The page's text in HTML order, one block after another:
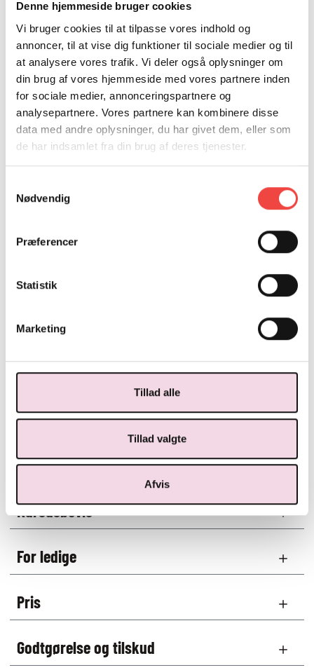
Denne hjemmeside bruger cookies
Vi bruger cookies til at tilpasse vores indhold og
annoncer, til at vise dig funktioner til sociale medier og til
at analysere vores trafik. Vi deler også oplysninger om
din brug af vores hjemmeside med vores partnere inden
for sociale medier, annonceringspartnere og
analysepartnere. Vores partnere kan kombinere disse
data med andre oplysninger, du har givet dem, eller som
de har indsamlet fra din brug af deres tjenester.
Nødvendig
Præferencer
Statistik
Marketing
Tillad alle
Tillad valgte
Afvis
M: hhy@hrs.dk
T: 25503664
Kontakt mig, hvis du er interesseret i vores kurser
inden for ledelse, service/værtskab og drikkevarer.
NYTTIG VIDEN OM AMU-
KURSER
I Danmark har vi et unikt efteruddannelsessystem med
Efteruddannelse styrker både den enkelte medarbejders
professionalisme.
Hvem er AMU-kurser for?
Tilmelding
Forløb
Kursusbevis
For ledige
Pris
Godtgørelse og tilskud